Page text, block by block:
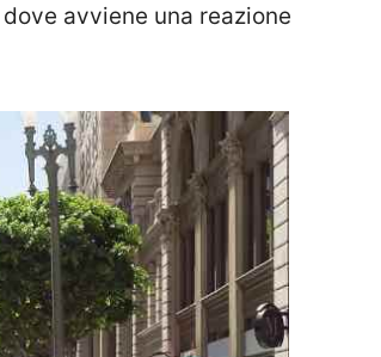
avviene una reazione